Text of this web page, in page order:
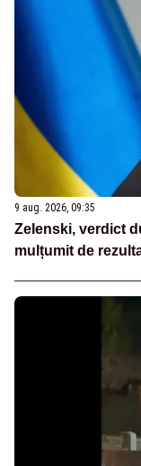
9 aug. 2026, 09:35
Zelenski, verdict
mulțumit de